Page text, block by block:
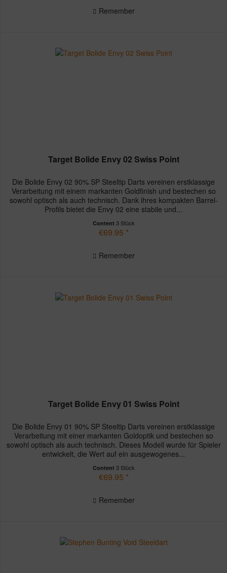
Remember
Target Bolide Envy 02 Swiss Point
Die Bolide Envy 02 90% SP Steeltip Darts vereinen erstklassige
Verarbeitung mit einem markanten Goldfinish und bestechen so
sowohl optisch als auch technisch. Dank ihres kompakten Barrel-
Profils bietet die Envy 02 eine stabile und...
Content 3 Stück
€69.95 *
Remember
Target Bolide Envy 01 Swiss Point
Die Bolide Envy 01 90% SP Steeltip Darts vereinen erstklassige
Verarbeitung mit einer markanten Goldoptik und bestechen so
sowohl optisch als auch technisch. Dieses Modell wurde für Spieler
entwickelt, die Wert auf ein ausgewogenes...
Content 3 Stück
€69.95 *
Remember